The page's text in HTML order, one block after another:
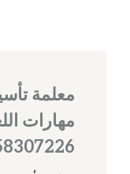
معلمة
مهارات